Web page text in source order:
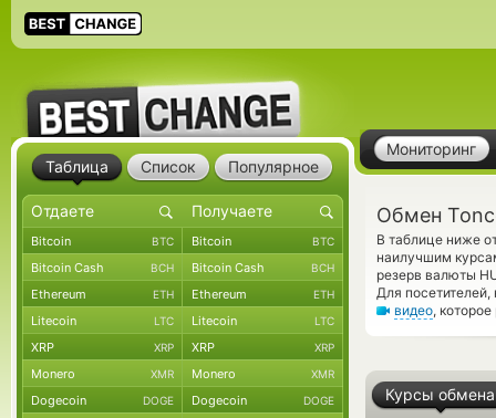
Мониторинг
Обмен
В таблице ниже
наилучшим
резерв валюты
Для
видео,
Курсы обмена
Таблица Список Популярное
Bitcoin BTC Bitcoin BTC
Bitcoin Cash BCH Bitcoin Cash BCH
Ethereum ETH Ethereum ETH
Litecoin LTC Litecoin LTC
XRP XRP XRP XRP
Monero XMR Monero XMR
Dogecoin DOGE Dogecoin DOGE